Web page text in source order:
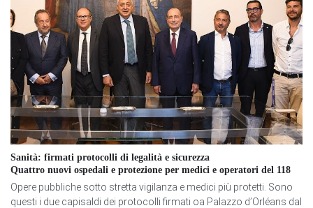
Sanità: firmati protocolli di legalità e sicurezza
Quattro nuovi ospedali e protezione per medici e operatori del 118
Opere pubbliche sotto stretta vigilanza e medici più protetti. Sono
questi i due capisaldi dei protocolli firmati oa Palazzo d’Orléans dal